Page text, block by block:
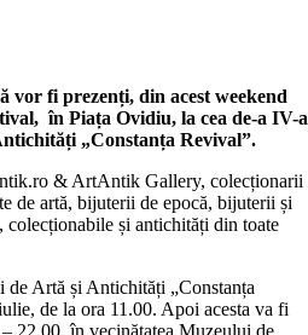
vor fi prezenți, din acest weekend
în Piața Ovidiu, la cea de-a IV-a
„Constanța Revival”.
& ArtAntik Gallery, colecționarii
de artă, bijuterii de epocă, bijuterii și
și antichități din toate
Artă și Antichități „Constanța
de la ora 11.00. Apoi acesta va fi
22.00, în vecinătatea Muzeului de